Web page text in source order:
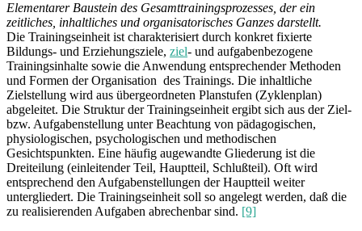
Elementarer Baustein des Gesamttrainingsprozesses, der ein
zeitliches, inhaltliches und organisatorisches Ganzes darstellt.
Die Trainingseinheit ist charakterisiert durch konkret fixierte
Bildungs- und Erziehungsziele, ziel- und aufgabenbezogene
Trainingsinhalte sowie die Anwendung entsprechender Methoden
und Formen der Organisation des Trainings. Die inhaltliche
Zielstellung wird aus übergeordneten Planstufen (Zyklenplan)
abgeleitet. Die Struktur der Trainingseinheit ergibt sich aus der Ziel-
bzw. Aufgabenstellung unter Beachtung von pädagogischen,
physiologischen, psychologischen und methodischen
Gesichtspunkten. Eine häufig augewandte Gliederung ist die
Dreiteilung (einleitender Teil, Hauptteil, Schlußteil). Oft wird
entsprechend den Aufgabenstellungen der Hauptteil weiter
untergliedert. Die Trainingseinheit soll so angelegt werden, daß die
zu realisierenden Aufgaben abrechenbar sind. [9]